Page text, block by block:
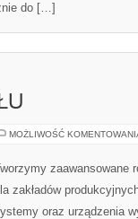
do […]
MOŻLIWOŚĆ
zaawansowane
zakładów
oraz urządzenia